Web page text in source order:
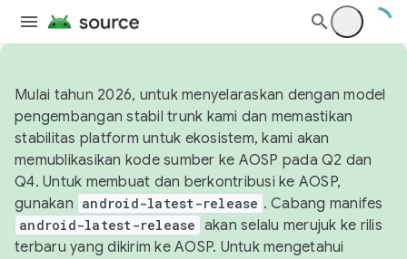
Mulai tahun 2026, untuk menyelaraskan dengan model
pengembangan stabil trunk kami dan memastikan
stabilitas platform untuk ekosistem, kami akan
memublikasikan kode sumber ke AOSP pada Q2 dan
Q4. Untuk membuat dan berkontribusi ke AOSP,
gunakan android-latest-release . Cabang manifes
android-latest-release akan selalu merujuk ke rilis
terbaru yang dikirim ke AOSP. Untuk mengetahui